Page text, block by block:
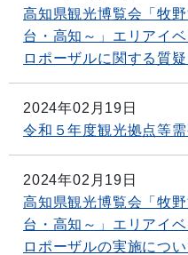
高知県観光博覧会「牧
台・高知～」エリアイ
ロポーザルに関する質
2024年02月19日
令和５年度観光拠点等
2024年02月19日
高知県観光博覧会「牧
台・高知～」エリアイ
ロポーザルの実施につい